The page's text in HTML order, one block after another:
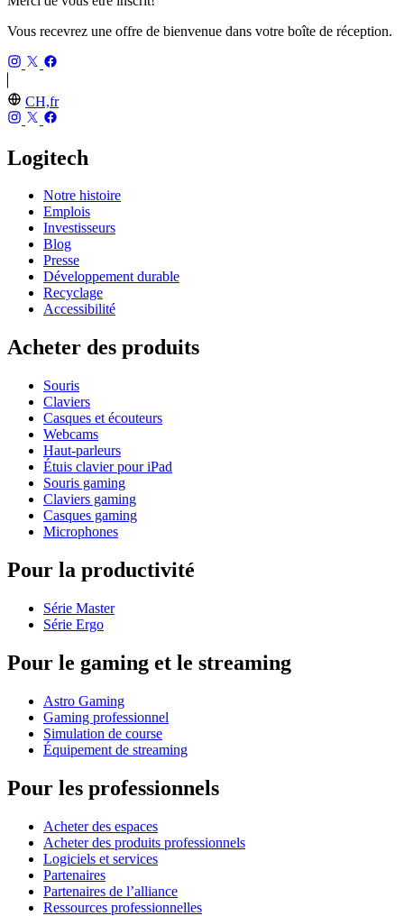
Vous recevrez une offre de bienvenue dans votre boîte de réception.
CH,fr
Logitech
Notre histoire
Emplois
Investisseurs
Blog
Presse
Développement durable
Recyclage
Accessibilité
Acheter des produits
Souris
Claviers
Casques et écouteurs
Webcams
Haut-parleurs
Étuis clavier pour iPad
Souris gaming
Claviers gaming
Casques gaming
Microphones
Pour la productivité
Série Master
Série Ergo
Pour le gaming et le streaming
Astro Gaming
Gaming professionnel
Simulation de course
Équipement de streaming
Pour les professionnels
Acheter des espaces
Acheter des produits professionnels
Logiciels et services
Partenaires
Partenaires de l’alliance
Ressources professionnelles